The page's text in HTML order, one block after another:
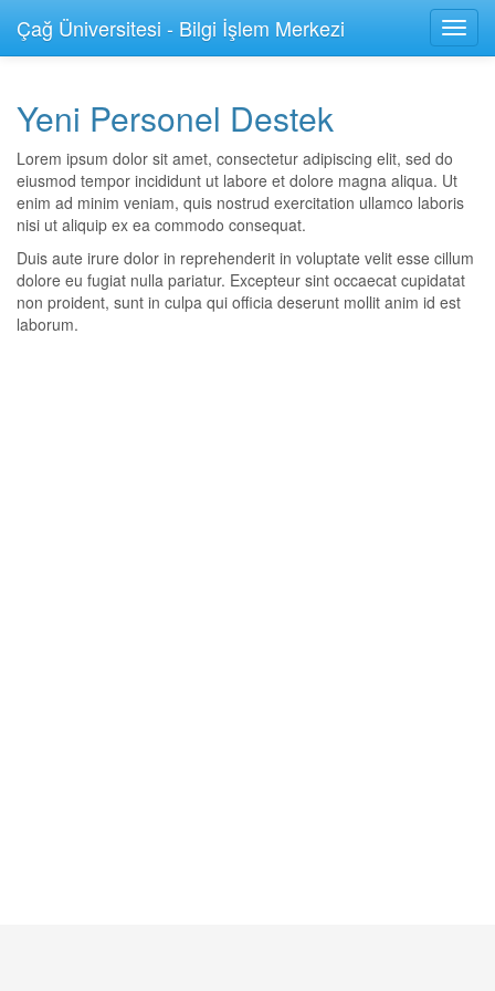
Çağ Üniversitesi - Bilgi İşlem Merkezi
Yeni Personel Destek
Lorem ipsum dolor sit amet, consectetur adipiscing elit, sed do
eiusmod tempor incididunt ut labore et dolore magna aliqua. Ut
enim ad minim veniam, quis nostrud exercitation ullamco laboris
nisi ut aliquip ex ea commodo consequat.
Duis aute irure dolor in reprehenderit in voluptate velit esse cillum
dolore eu fugiat nulla pariatur. Excepteur sint occaecat cupidatat
non proident, sunt in culpa qui officia deserunt mollit anim id est
laborum.